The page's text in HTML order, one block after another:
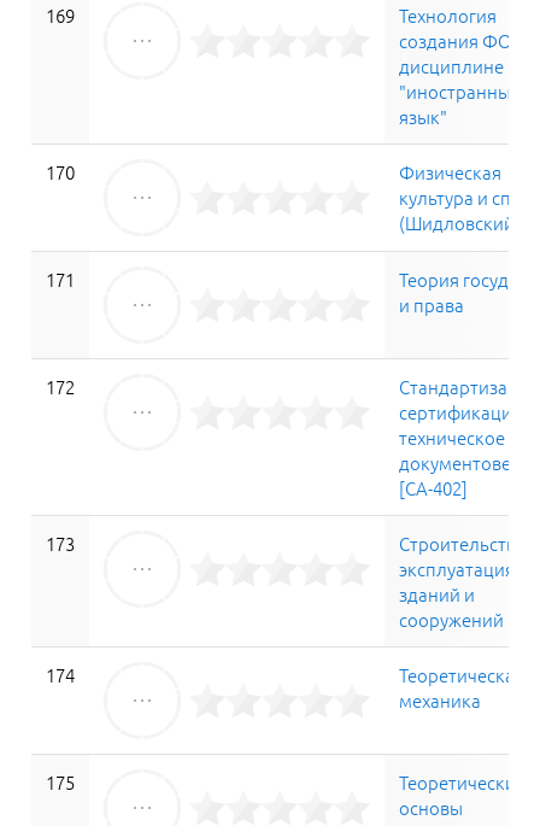
169
Технология
создания ФОС
дисциплине
"иностранный
язык"
170
Физическая
культура и спорт
(Шидловский
171
Теория
и права
172
сертификация и
техническое
[СА-402]
173
Строительство и
эксплуатация
зданий и
сооружений
174
Теоретическая
механика
175
Теоретические
основы